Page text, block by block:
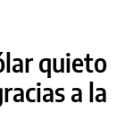
quieto
a la